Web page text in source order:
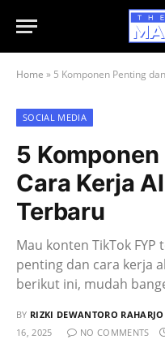
Home » 5 Komponen Penting
SOCIAL MEDIA
5
Cara Kerja
Terbaru
Mau konten TikTok
penting dan cara kerja
berikut ini, mudah
BY RIZKI DEWANTORO RAHARJO
16, 2025
NO COMMENTS